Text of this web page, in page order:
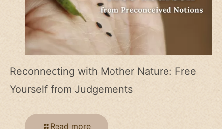
Reconnecting with Mother Nature: Free
Yourself from Judgements
Read more